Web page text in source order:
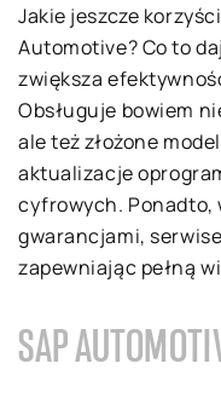
Jakie jeszcze
Automotive? Co to
zwiększa
Obsługuje bowiem
ale też złożone
aktualizacje
cyfrowych. Ponadto,
gwarancjami,
zapewniając pełną
SAP